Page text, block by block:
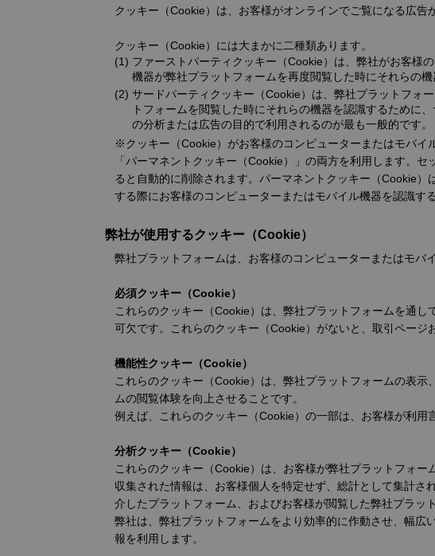
クッキー（Cookie）は、お客様がオンラインでご覧になる広告
クッキー（Cookie）には大まかに二種類あります。
ファーストパーティクッキー（Cookie）は、弊社がお客様
機器が弊社プラットフォームを再度閲覧した時にそれらの
サードパーティクッキー（Cookie）は、弊社プラットフォ
トフォームを閲覧した時にそれらの機器を認識するために
の分析または広告の目的で利用されるのが最も一般的です。
※クッキー（Cookie）がお客様のコンピューターまたはモバイ
「パーマネントクッキー（Cookie）」の両方を利用します。
ると自動的に削除されます。パーマネントクッキー（Cookie
する際にお客様のコンピューターまたはモバイル機器を認識す
弊社が使用するクッキー（Cookie）
弊社プラットフォームは、お客様のコンピューターまたはモバ
必須クッキー（Cookie）
これらのクッキー（Cookie）は、弊社プラットフォームを通
可欠です。これらのクッキー（Cookie）がないと、取引ページ
機能性クッキー（Cookie）
これらのクッキー（Cookie）は、弊社プラットフォームの表
ムの閲覧体験を向上させることです。
例えば、これらのクッキー（Cookie）の一部は、お客様が利用
分析クッキー（Cookie）
これらのクッキー（Cookie）は、お客様が弊社プラットフォー
収集された情報は、お客様個人を特定せず、総計として集計
介したプラットフォーム、およびお客様が閲覧した弊社プラッ
弊社は、弊社プラットフォームをより効率的に作動させ、幅
報を利用します。